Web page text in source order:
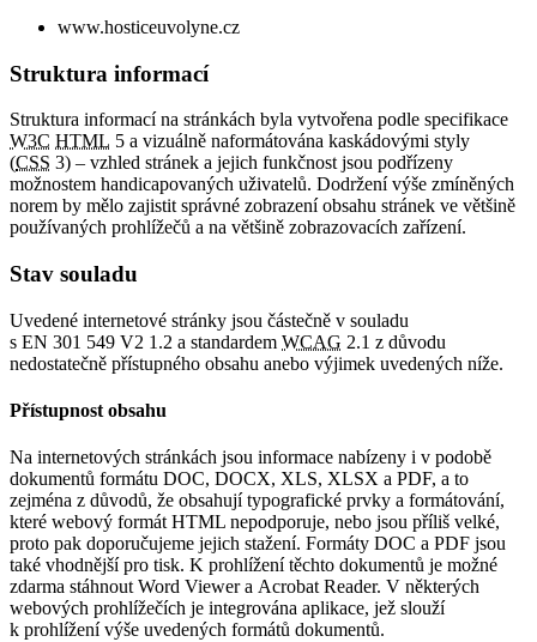
www.hosticeuvolyne.cz
Struktura informací
Struktura informací na stránkách byla vytvořena podle specifikace
W3C HTML 5 a vizuálně naformátována kaskádovými styly
(CSS 3) – vzhled stránek a jejich funkčnost jsou podřízeny
možnostem handicapovaných uživatelů. Dodržení výše zmíněných
norem by mělo zajistit správné zobrazení obsahu stránek ve většině
používaných prohlížečů a na většině zobrazovacích zařízení.
Stav souladu
Uvedené internetové stránky jsou částečně v souladu
s EN 301 549 V2 1.2 a standardem WCAG 2.1 z důvodu
nedostatečně přístupného obsahu anebo výjimek uvedených níže.
Přístupnost obsahu
Na internetových stránkách jsou informace nabízeny i v podobě
dokumentů formátu DOC, DOCX, XLS, XLSX a PDF, a to
zejména z důvodů, že obsahují typografické prvky a formátování,
které webový formát HTML nepodporuje, nebo jsou příliš velké,
proto pak doporučujeme jejich stažení. Formáty DOC a PDF jsou
také vhodnější pro tisk. K prohlížení těchto dokumentů je možné
zdarma stáhnout Word Viewer a Acrobat Reader. V některých
webových prohlížečích je integrována aplikace, jež slouží
k prohlížení výše uvedených formátů dokumentů.